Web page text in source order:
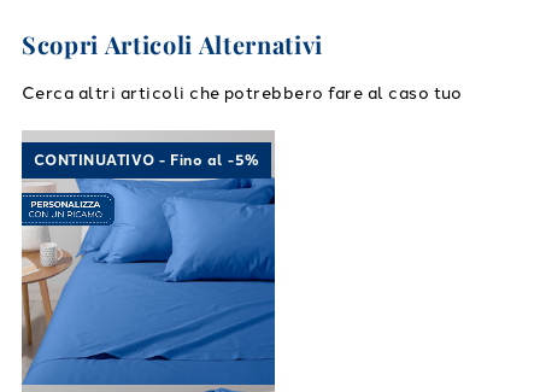
Scopri Articoli Alternativi
Cerca altri articoli che potrebbero fare al caso tuo
Link to "Completo Lenzuola Cotone tinta
CONTINUATIVO - Fino al -5%